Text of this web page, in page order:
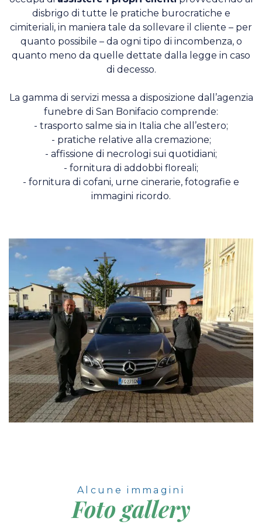
disbrigo di tutte le pratiche burocratiche e
cimiteriali, in maniera tale da sollevare il cliente – per
quanto possibile – da ogni tipo di incombenza, o
quanto meno da quelle dettate dalla legge in caso
di decesso.
La gamma di servizi messa a disposizione dall’agenzia
funebre di San Bonifacio comprende:
- trasporto salme sia in Italia che all’estero;
- pratiche relative alla cremazione;
- affissione di necrologi sui quotidiani;
- fornitura di addobbi floreali;
- fornitura di cofani, urne cinerarie, fotografie e
immagini ricordo.
Alcune immagini
Foto gallery